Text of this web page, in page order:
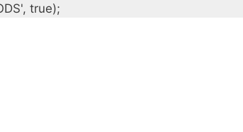
true);